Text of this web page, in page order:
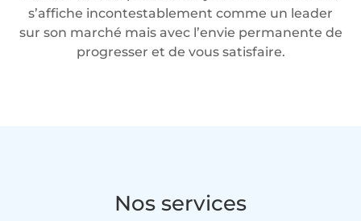
s’affiche incontestablement comme un leader
sur son marché mais avec l’envie permanente de
progresser et de vous satisfaire.
Nos services